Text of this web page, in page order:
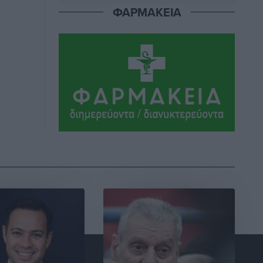
ΣΕΤΕ: Σημαντική θεσμική εξέλιξη η
Γ. Χατζημάρκος: “Δύο μεγάλες
δεσμεύσεις Γεωργιάδη” – Κίνητρα για
τους γιατρούς των νησιών και
συνεργασία Ρόδου με το Αττικόν για το
νέες συμμετοχές εταιρειών
πριν 7 ώρες
Συνελήφθησαν έξι άτομα για
ηχορύπανση από καταστήματα στο
ΦΑΡΜΑΚΕΙΑ